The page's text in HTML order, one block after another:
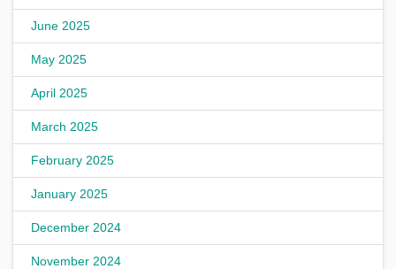
June 2025
May 2025
April 2025
March 2025
February 2025
January 2025
December 2024
November 2024